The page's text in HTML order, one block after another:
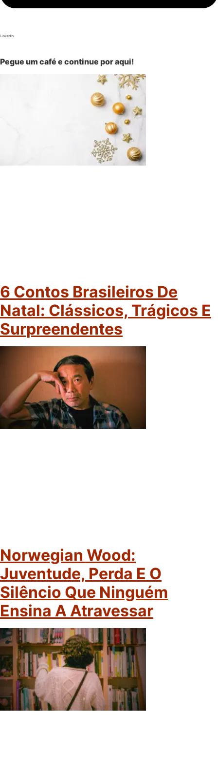
LinkedIn
Pegue um café e continue por aqui!
6 Contos Brasileiros De
Natal: Clássicos, Trágicos E
Surpreendentes
Norwegian Wood:
Juventude, Perda E O
Silêncio Que Ninguém
Ensina A Atravessar